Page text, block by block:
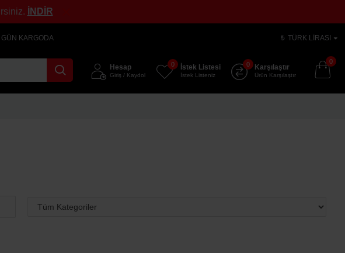
İNDİR
KARGODA ₺ TÜRK LIRASI
Hesap
Giriş / Kaydol
İstek Listesi
İstek Listeniz
0 Karşılaştır
Ürün Karşılaştır
0 0